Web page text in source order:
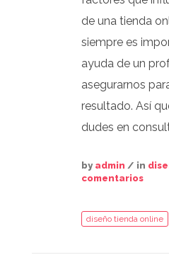
de una tienda
siempre es
ayuda de un
asegurarnos
resultado. Así
dudes en
by admin / in
comentarios
diseño tienda online